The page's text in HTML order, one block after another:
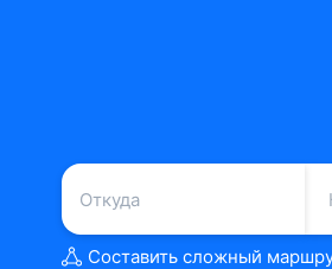
Составить сложный